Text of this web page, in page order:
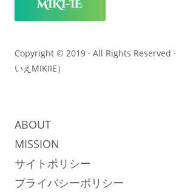
テ
ン
Copyright © 2019 · All Rights Reserved ·
いえMIKIIE）
ABOUT
MISSION
サイトポリシー
プライバシーポリシー